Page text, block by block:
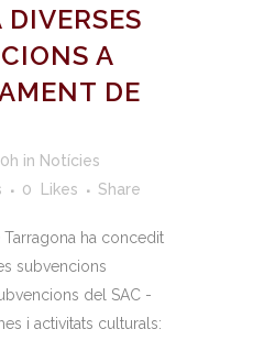
A
DE
in Notícies
0 Likes Share
Tarragona ha concedit
subvencions
del SAC -
i activitats culturals: